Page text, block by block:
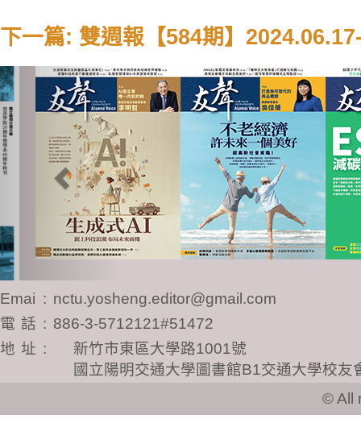
下一篇: 雙週報【584期】
Previous
Email : nctu.yosheng.editor@gmail.com
電話 : 886-3-5712121#51472
地址 :
新竹市東區大學路1001號
國立陽明交通大學圖書館B1交通大學校友
© All